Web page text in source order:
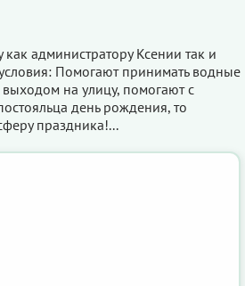
администратору Ксении так и
Помогают принимать водные
на улицу, помогают с
день рождения, то
праздника!...